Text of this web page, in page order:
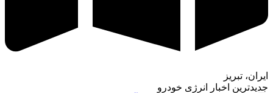
ایران، تبریز
جدیدترین اخبار انرژی خودرو